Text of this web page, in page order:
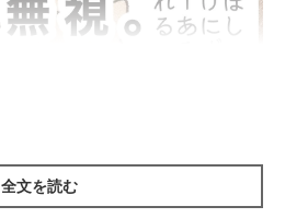
全文を読む